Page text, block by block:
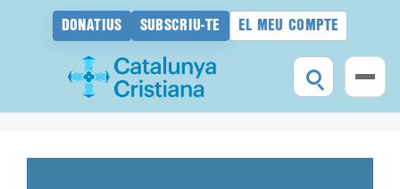
DONATIUS SUBSCRIU-TE EL MEU COMPTE